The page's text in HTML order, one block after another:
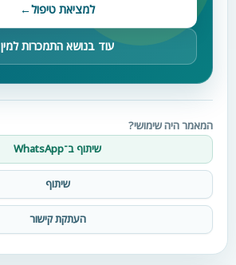
למציאת טיפול←
עוד בנושא התמכרות למין
המאמר היה שימושי?
שיתוף ב־WhatsApp
שיתוף
העתקת קישור